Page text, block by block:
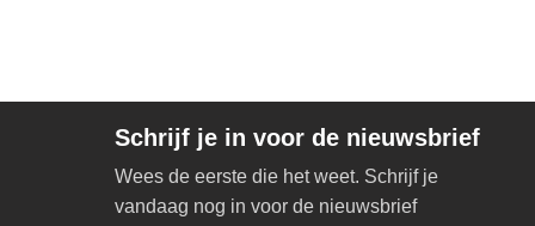
Schrijf je in voor de nieuwsbrief
Wees de eerste die het weet. Schrijf je
vandaag nog in voor de nieuwsbrief